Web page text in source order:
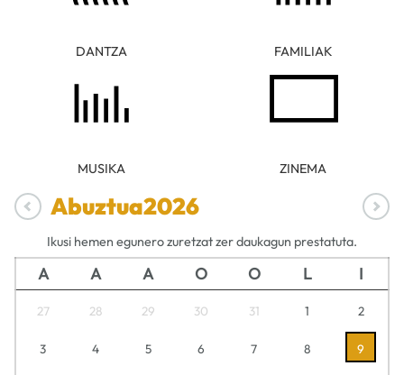
DANTZA FAMILIAK
MUSIKA ZINEMA
Abuztua2026
Ikusi hemen egunero zuretzat zer daukagun prestatuta.
A A A O O L I
27 28 29 30 31 1 2
3 4 5 6 7 8 9